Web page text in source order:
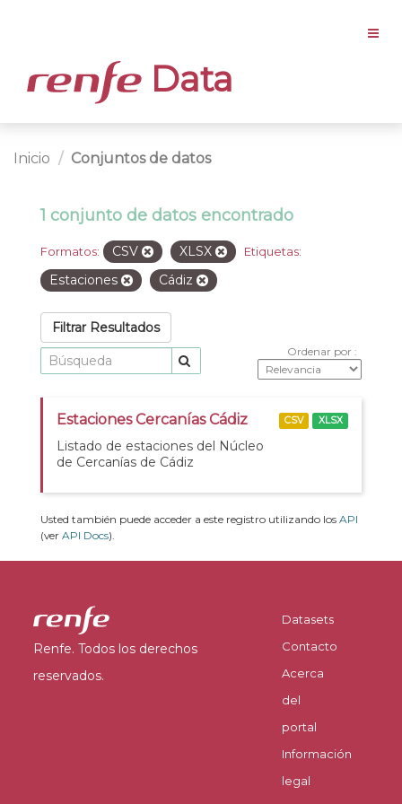
Data
Inicio Conjuntos de datos
1 conjunto de datos encontrado
Formatos: CSV XLSX Etiquetas:
Estaciones Cádiz
Filtrar Resultados
Ordenar por
Estaciones Cercanías Cádiz
Listado de estaciones del Núcleo
de Cercanías de Cádiz
CSV XLSX
Usted también puede acceder a este registro utilizando los API
(ver API Docs).
Renfe. Todos los derechos
reservados.
Datasets
Contacto
Acerca
del
portal
Información
legal